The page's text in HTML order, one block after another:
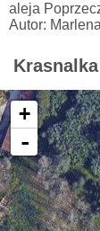
aleja
Autor:
+
-